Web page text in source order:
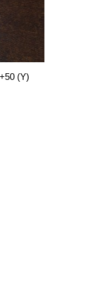
(Y)